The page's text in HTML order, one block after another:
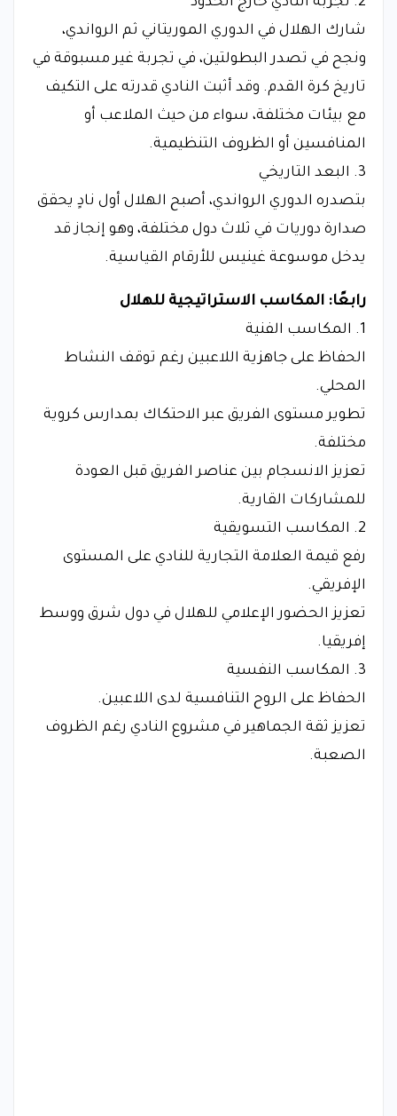
شارك الهلال في الدوري الموريتاني ثم الرواندي،
ونجح في تصدر البطولتين، في تجربة غير مسبوقة في
تاريخ كرة القدم. وقد أثبت النادي قدرته على التكيف
مع بيئات مختلفة، سواء من حيث الملاعب أو
المنافسين أو الظروف التنظيمية.
3. البعد التاريخي
بتصدره الدوري الرواندي، أصبح الهلال أول نادٍ يحقق
صدارة دوريات في ثلاث دول مختلفة، وهو إنجاز قد
يدخل موسوعة غينيس للأرقام القياسية.
رابعًا: المكاسب الاستراتيجية للهلال
1. المكاسب الفنية
الحفاظ على جاهزية اللاعبين رغم توقف النشاط
المحلي.
تطوير مستوى الفريق عبر الاحتكاك بمدارس كروية
مختلفة.
تعزيز الانسجام بين عناصر الفريق قبل العودة
للمشاركات القارية.
2. المكاسب التسويقية
رفع قيمة العلامة التجارية للنادي على المستوى
الإفريقي.
تعزيز الحضور الإعلامي للهلال في دول شرق ووسط
إفريقيا.
3. المكاسب النفسية
الحفاظ على الروح التنافسية لدى اللاعبين.
تعزيز ثقة الجماهير في مشروع النادي رغم الظروف
الصعبة.